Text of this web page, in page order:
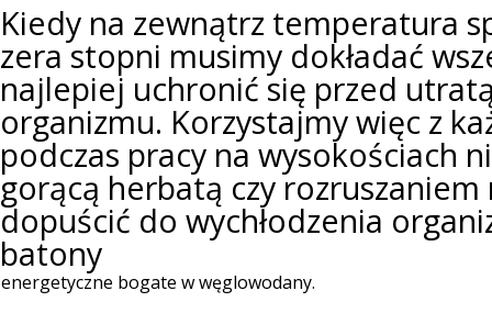
Kiedy na zewnątrz temperatura
zera stopni musimy dokładać
najlepiej uchronić się przed utratą
organizmu. Korzystajmy więc z
podczas pracy na wysokościach
gorącą herbatą czy
dopuścić do wychłodzenia
batony
energetyczne bogate w węglowodany.